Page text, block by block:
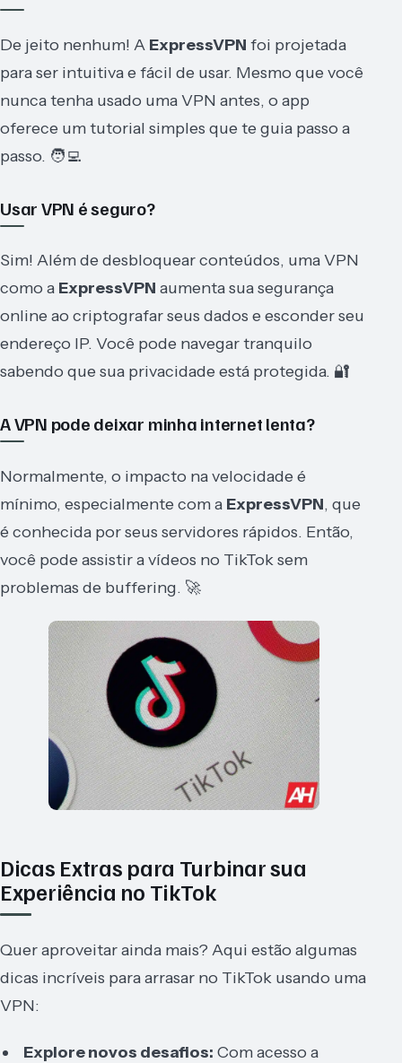
De jeito nenhum! A ExpressVPN foi projetada
para ser intuitiva e fácil de usar. Mesmo que você
nunca tenha usado uma VPN antes, o app
oferece um tutorial simples que te guia passo a
passo. 🧑‍💻
Usar VPN é seguro?
Sim! Além de desbloquear conteúdos, uma VPN
como a ExpressVPN aumenta sua segurança
online ao criptografar seus dados e esconder seu
endereço IP. Você pode navegar tranquilo
sabendo que sua privacidade está protegida. 🔐
A VPN pode deixar minha internet lenta?
Normalmente, o impacto na velocidade é
mínimo, especialmente com a ExpressVPN, que
é conhecida por seus servidores rápidos. Então,
você pode assistir a vídeos no TikTok sem
problemas de buffering. 🚀
Dicas Extras para Turbinar sua
Experiência no TikTok
Quer aproveitar ainda mais? Aqui estão algumas
dicas incríveis para arrasar no TikTok usando uma
VPN:
Explore novos desafios: Com acesso a